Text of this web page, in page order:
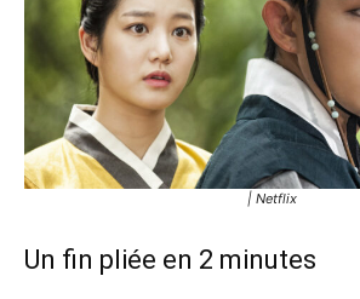
| Netflix
Un fin pliée en 2 minutes